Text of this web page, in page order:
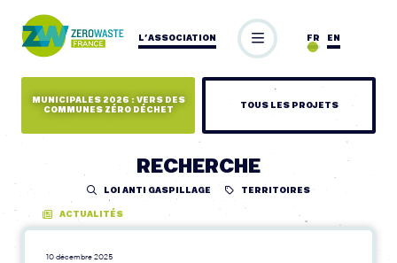
L’ASSOCIATION EN
FR
MUNICIPALES 2026 : VERS DES
COMMUNES ZÉRO DÉCHET
TOUS LES PROJETS
RECHERCHE
LOI ANTI GASPILLAGE TERRITOIRES
ACTUALITÉS
10 décembre 2025